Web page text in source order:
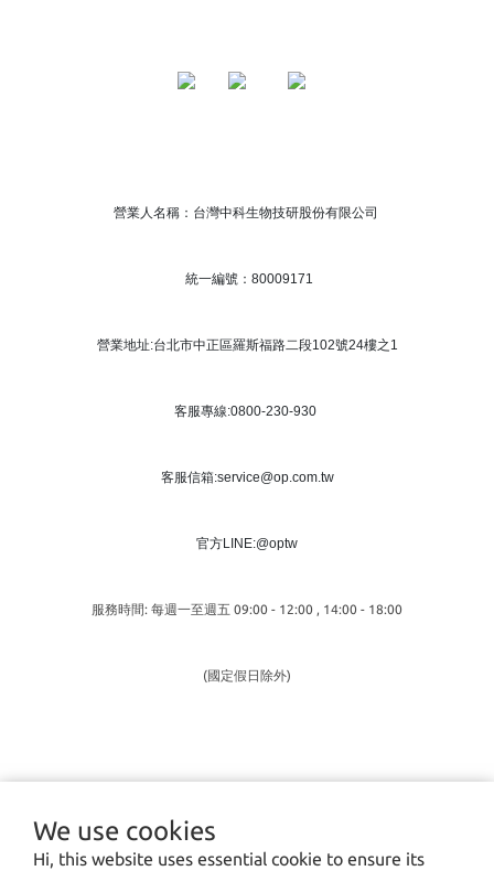
We use cookies
Hi, this website uses essential cookie to ensure its
營業人名稱：台灣中科生物技研股份有限公司
統一編號：80009171
營業地址:台北市中正區羅斯福路二段102號24樓之1
客服專線:0800-230-930
客服信箱:service@op.com.tw
官方LINE:@optw
服務時間: 每週一至週五 09:00 - 12:00 , 14:00 - 18:00
(國定假日除外)